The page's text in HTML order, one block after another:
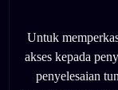
Untuk
akses kepada
penyelesaian